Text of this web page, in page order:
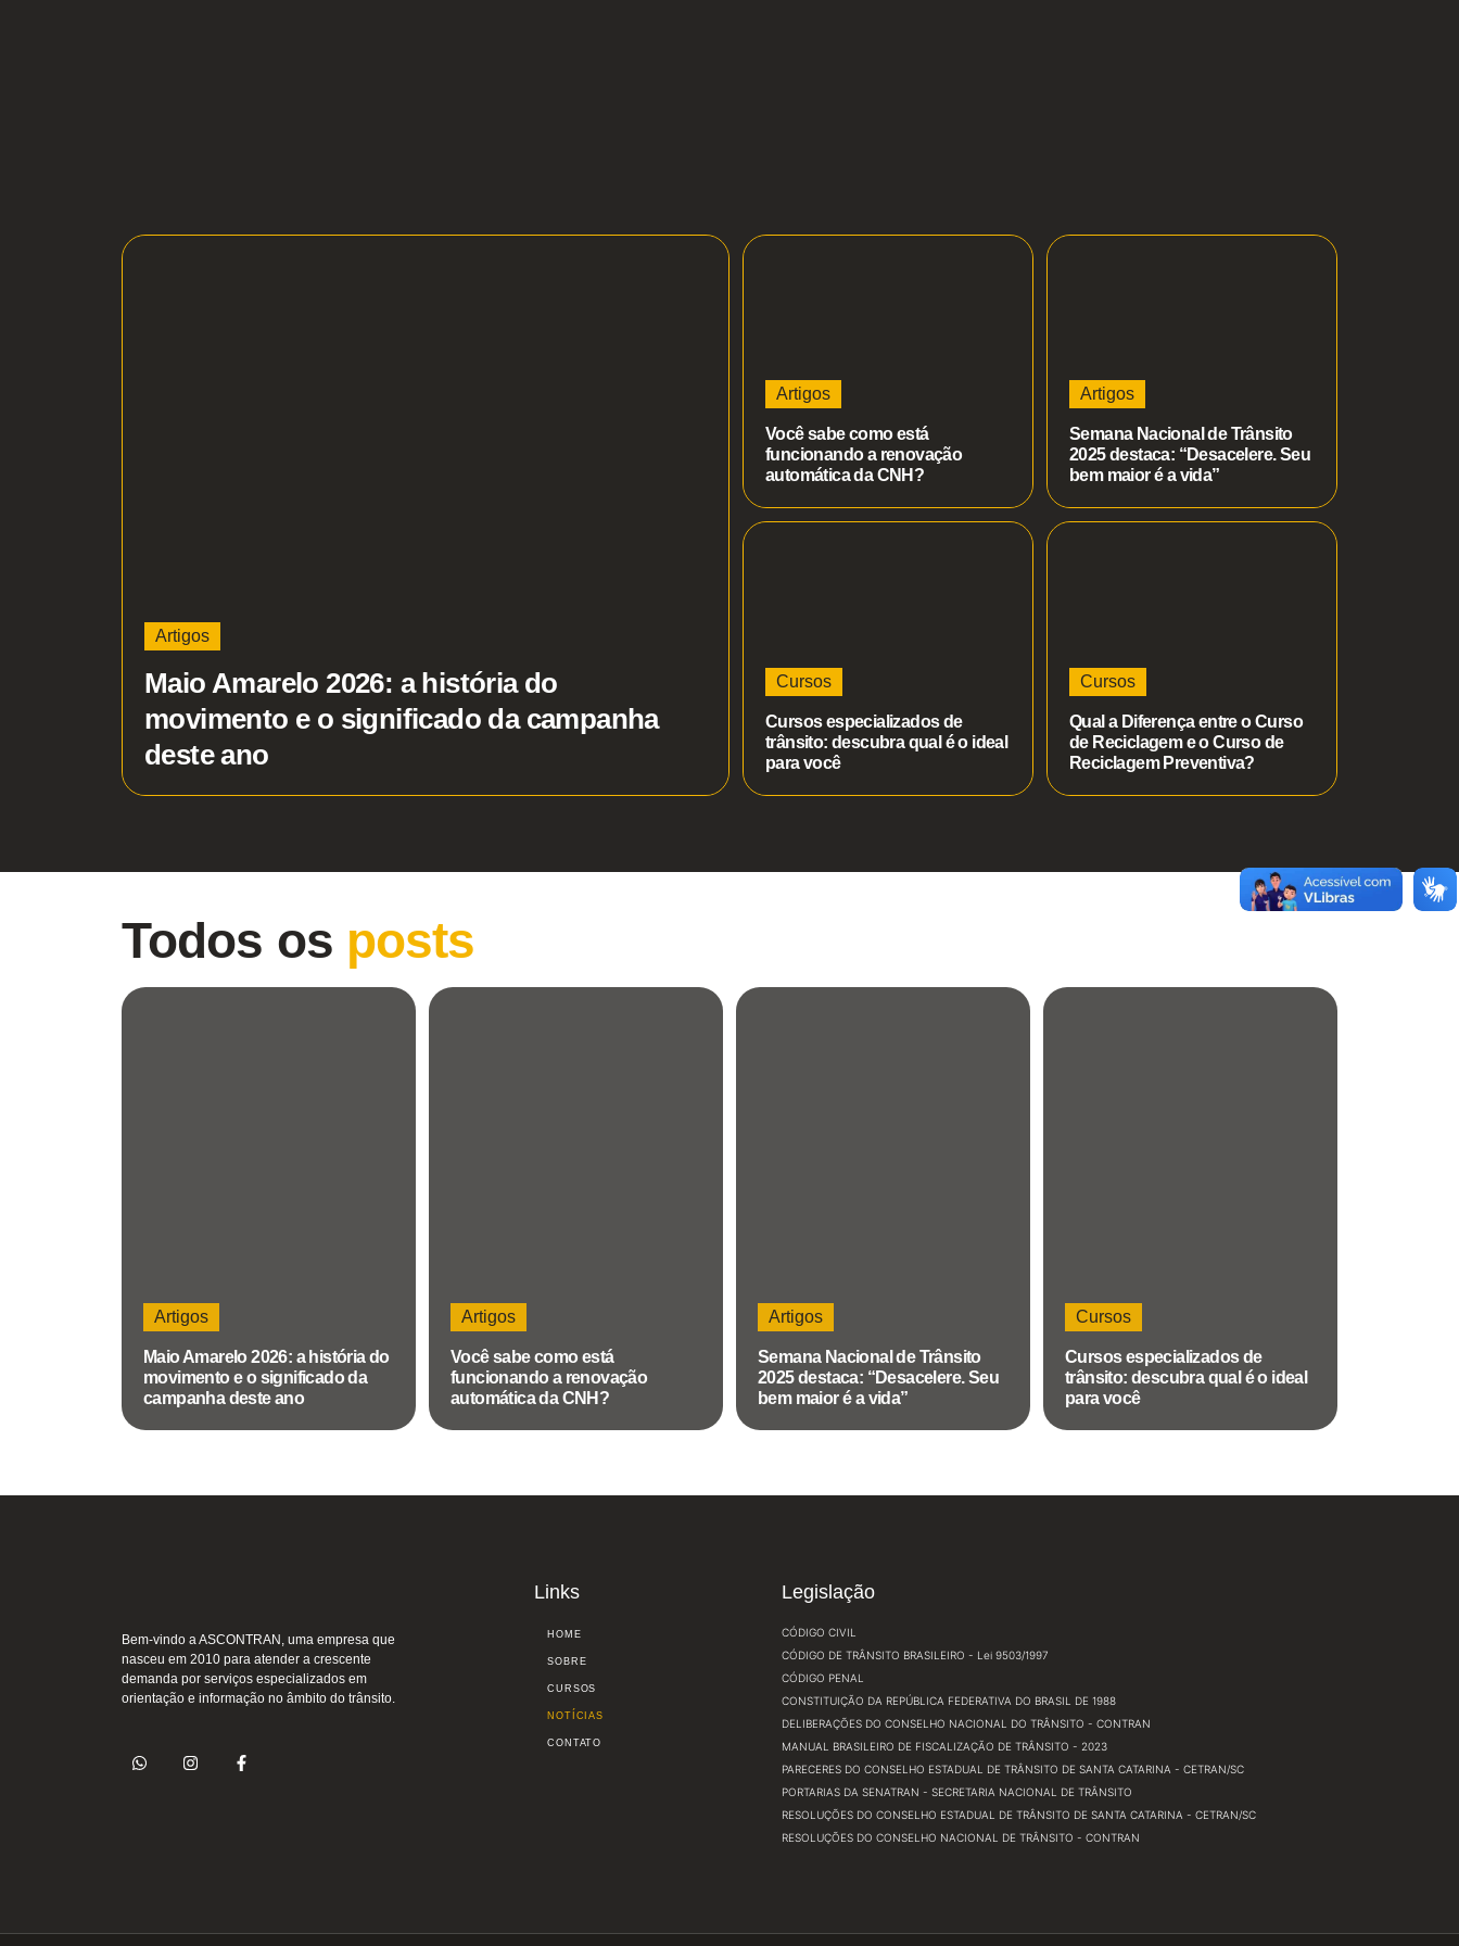
Artigos
Maio Amarelo 2026: a história do
movimento e o significado da campanha
deste ano
Artigos
Você sabe como está
funcionando a renovação
automática da CNH?
Artigos
Semana Nacional de Trânsito
2025 destaca: “Desacelere. Seu
bem maior é a vida”
Cursos
Cursos especializados de
trânsito: descubra qual é o ideal
para você
Cursos
Qual a Diferença entre o Curso
de Reciclagem e o Curso de
Reciclagem Preventiva?
Todos os posts
Artigos
Maio Amarelo 2026: a história do
movimento e o significado da
campanha deste ano
Artigos
Você sabe como está
funcionando a renovação
automática da CNH?
Artigos
Semana Nacional de Trânsito
2025 destaca: “Desacelere. Seu
bem maior é a vida”
Cursos
Cursos especializados de
trânsito: descubra qual é o ideal
para você
Bem-vindo a ASCONTRAN, uma empresa que
nasceu em 2010 para atender a crescente
demanda por serviços especializados em
orientação e informação no âmbito do trânsito.
Links
HOME
SOBRE
CURSOS
NOTÍCIAS
CONTATO
Legislação
CÓDIGO CIVIL
CÓDIGO DE TRÂNSITO BRASILEIRO - Lei 9503/1997
CÓDIGO PENAL
CONSTITUIÇÃO DA REPÚBLICA FEDERATIVA DO BRASIL DE 1988
DELIBERAÇÕES DO CONSELHO NACIONAL DO TRÂNSITO - CONTRAN
MANUAL BRASILEIRO DE FISCALIZAÇÃO DE TRÂNSITO - 2023
PARECERES DO CONSELHO ESTADUAL DE TRÂNSITO DE SANTA CATARINA - CETRAN/SC
PORTARIAS DA SENATRAN - SECRETARIA NACIONAL DE TRÂNSITO
RESOLUÇÕES DO CONSELHO ESTADUAL DE TRÂNSITO DE SANTA CATARINA - CETRAN/SC
RESOLUÇÕES DO CONSELHO NACIONAL DE TRÂNSITO - CONTRAN